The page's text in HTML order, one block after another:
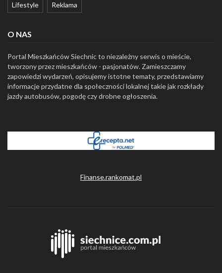
Lifestyle Reklama
O NAS
Portal Mieszkańców Siechnic to niezależny serwis o mieście,
tworzony przez mieszkańców - pasjonatów. Zamieszczamy
zapowiedzi wydarzeń, opisujemy istotne tematy, przedstawiamy
informacje przydatne dla społeczności lokalnej takie jak rozkłady
jazdy autobusów, pogodę czy drobne ogłoszenia.
Finanse.rankomat.pl